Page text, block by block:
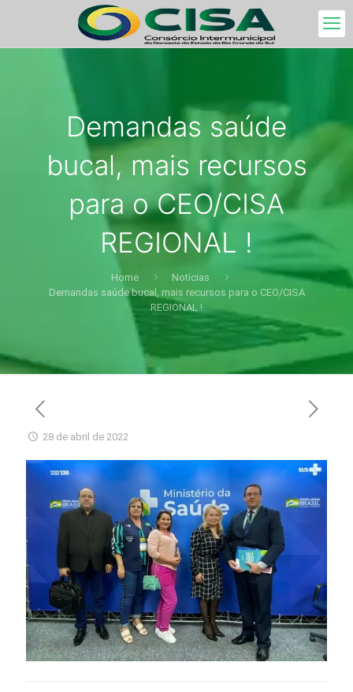
Demandas saúde
bucal, mais recursos
para o CEO/CISA
REGIONAL !
Home
Notícias
Demandas saúde bucal, mais recursos para o CEO/CISA
REGIONAL !
28 de abril de 2022